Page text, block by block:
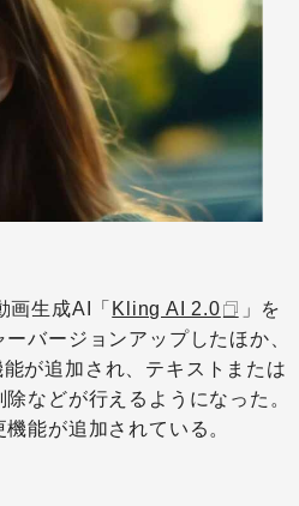
画生成AI「 Kling AI 2.0
」を
バージョンアップしたほか、
が追加され、テキストまたは
などが行えるようになった。
能が追加されている。